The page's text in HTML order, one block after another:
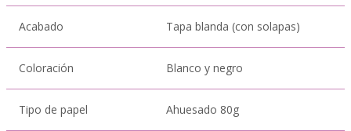
Acabado Tapa blanda (con solapas)
Coloración Blanco y negro
Tipo de papel Ahuesado 80g